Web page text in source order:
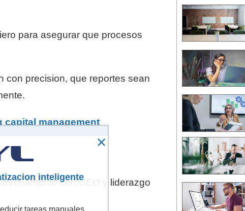
para asegurar que procesos
con precision, que reportes sean
capital management
con CEO y liderazgo
inteligente
tareas manuales,